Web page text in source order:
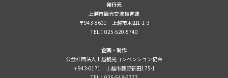
発行元
上越市観光交流推進課
〒943-8601 上越市木田1-1-3
TEL：025-520-5740
企画・制作
公益社団法人上越観光コンベンション協会
〒943-0171 上越市藤野新田175-1